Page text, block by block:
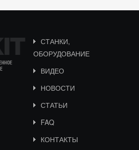
СТАНКИ,
ОБОРУДОВАНИЕ
ВИДЕО
НОВОСТИ
СТАТЬИ
FAQ
КОНТАКТЫ